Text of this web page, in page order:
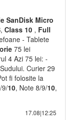
SanDisk Micro
Class 10 , Full
- Tablete
75 lei
4 Azi 75 lei: -
Curier 29
fi folosite la
9/10, Note 8/9/10,
17.08|12:25